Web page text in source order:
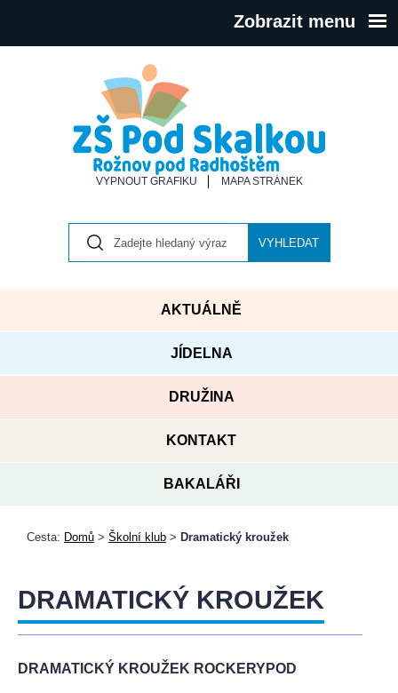
Zobrazit menu
VYPNOUT GRAFIKU MAPA STRÁNEK
VYHLEDAT
AKTUÁLNĚ
JÍDELNA
DRUŽINA
KONTAKT
BAKALÁŘI
Cesta: Domů > Školní klub > Dramatický kroužek
DRAMATICKÝ KROUŽEK
DRAMATICKÝ KROUŽEK ROCKERYPOD